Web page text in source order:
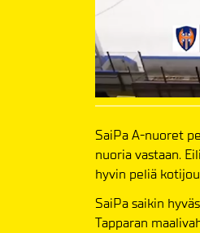
SaiPa A-nuoret
nuoria vastaan.
hyvin peliä
SaiPa saikin
Tapparan